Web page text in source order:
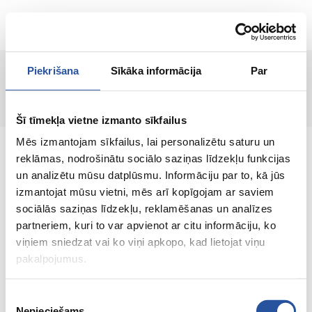
Piekrišana Sīkāka informācija Par
Šī tīmekļa vietne izmanto sīkfailus
Mēs izmantojam sīkfailus, lai personalizētu saturu un
reklāmas, nodrošinātu sociālo saziņas līdzekļu funkcijas
un analizētu mūsu datplūsmu. Informāciju par to, kā jūs
izmantojat mūsu vietni, mēs arī kopīgojam ar saviem
sociālās saziņas līdzekļu, reklamēšanas un analīzes
partneriem, kuri to var apvienot ar citu informāciju, ko
viņiem sniedzat vai ko viņi apkopo, kad lietojat viņu
pakalpojumus.
EN
Page not found!
An online store with great prices and quality
products, where customer satisfaction is our
main value.
Everything for your home and
garden!